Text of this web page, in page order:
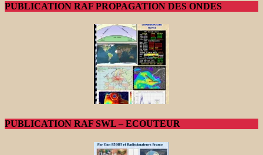
PUBLICATION RAF PROPAGATION DES ONDES
PUBLICATION RAF SWL – ECOUTEUR